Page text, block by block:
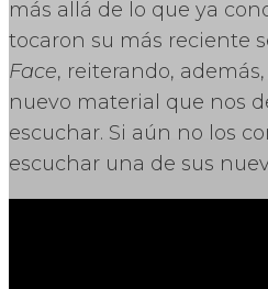
más allá de lo que ya
tocaron su más reciente
Face, reiterando,
nuevo material que nos
escuchar. Si aún no los
escuchar una de sus